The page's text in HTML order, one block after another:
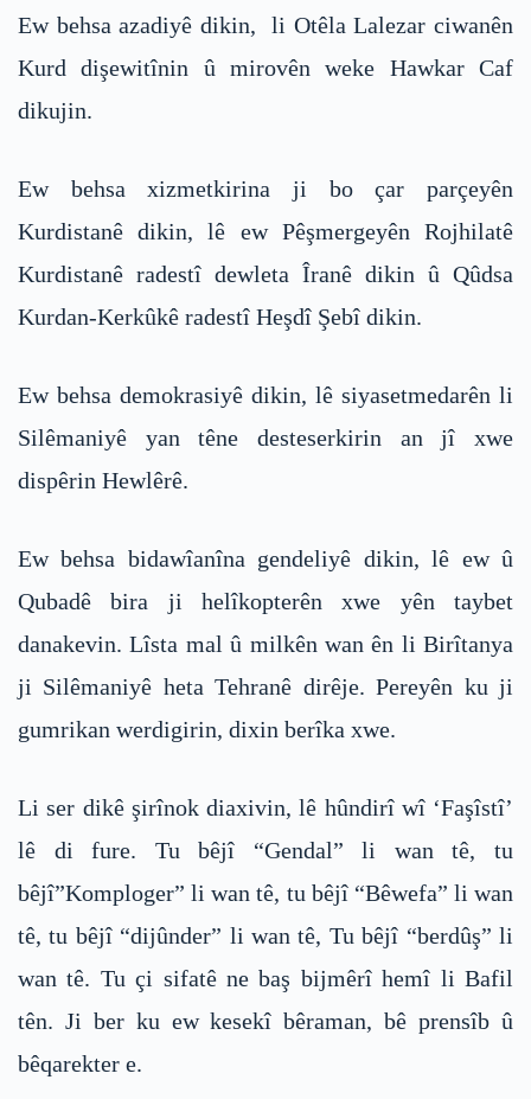
Ew behsa azadiyê dikin, li Otêla Lalezar ciwanên
Kurd dişewitînin û mirovên weke Hawkar Caf
dikujin.
Ew behsa xizmetkirina ji bo çar parçeyên
Kurdistanê dikin, lê ew Pêşmergeyên Rojhilatê
Kurdistanê radestî dewleta Îranê dikin û Qûdsa
Kurdan-Kerkûkê radestî Heşdî Şebî dikin.
Ew behsa demokrasiyê dikin, lê siyasetmedarên li
Silêmaniyê yan têne desteserkirin an jî xwe
dispêrin Hewlêrê.
Ew behsa bidawîanîna gendeliyê dikin, lê ew û
Qubadê bira ji helîkopterên xwe yên taybet
danakevin. Lîsta mal û milkên wan ên li Birîtanya
ji Silêmaniyê heta Tehranê dirêje. Pereyên ku ji
gumrikan werdigirin, dixin berîka xwe.
Li ser dikê şirînok diaxivin, lê hûndirî wî ‘Faşîstî’
lê di fure. Tu bêjî “Gendal” li wan tê, tu
bêjî”Komploger” li wan tê, tu bêjî “Bêwefa” li wan
tê, tu bêjî “dijûnder” li wan tê, Tu bêjî “berdûş” li
wan tê. Tu çi sifatê ne baş bijmêrî hemî li Bafil
tên. Ji ber ku ew kesekî bêraman, bê prensîb û
bêqarekter e.